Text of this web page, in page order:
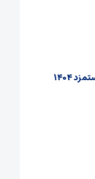
اولین مبلغ احتمالی از دستمزد ۱۴۰۴